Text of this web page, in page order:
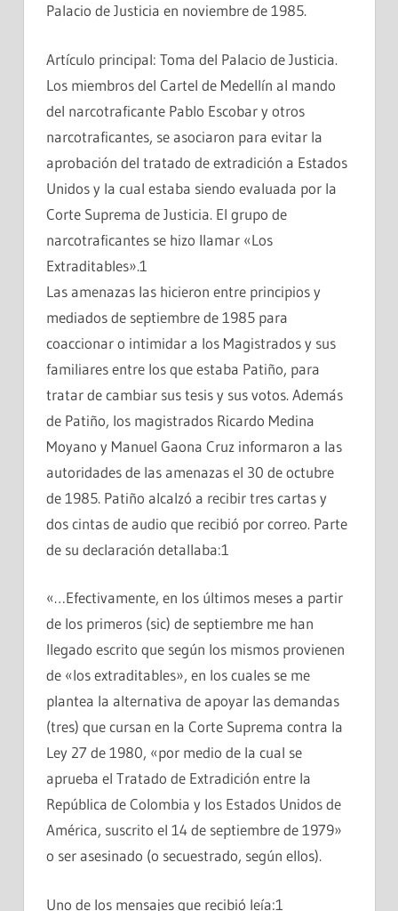
Palacio de Justicia en noviembre de 1985.
Artículo principal: Toma del Palacio de Justicia.
Los miembros del Cartel de Medellín al mando
del narcotraficante Pablo Escobar y otros
narcotraficantes, se asociaron para evitar la
aprobación del tratado de extradición a Estados
Unidos y la cual estaba siendo evaluada por la
Corte Suprema de Justicia. El grupo de
narcotraficantes se hizo llamar «Los
Extraditables».1
Las amenazas las hicieron entre principios y
mediados de septiembre de 1985 para
coaccionar o intimidar a los Magistrados y sus
familiares entre los que estaba Patiño, para
tratar de cambiar sus tesis y sus votos. Además
de Patiño, los magistrados Ricardo Medina
Moyano y Manuel Gaona Cruz informaron a las
autoridades de las amenazas el 30 de octubre
de 1985. Patiño alcalzó a recibir tres cartas y
dos cintas de audio que recibió por correo. Parte
de su declaración detallaba:1
«…Efectivamente, en los últimos meses a partir
de los primeros (sic) de septiembre me han
llegado escrito que según los mismos provienen
de «los extraditables», en los cuales se me
plantea la alternativa de apoyar las demandas
(tres) que cursan en la Corte Suprema contra la
Ley 27 de 1980, «por medio de la cual se
aprueba el Tratado de Extradición entre la
República de Colombia y los Estados Unidos de
América, suscrito el 14 de septiembre de 1979»
o ser asesinado (o secuestrado, según ellos).
Uno de los mensajes que recibió leía:1